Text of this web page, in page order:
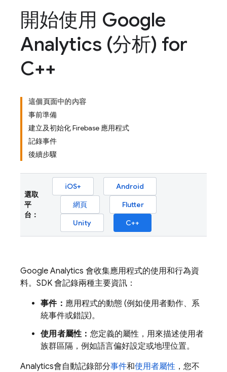
開始使用 Google
Analytics (分析) for
C++
這個頁面中的內容
事前準備
建立及初始化 Firebase 應用程式
記錄事件
後續步驟
選取
平
台：
iOS+
Android
網頁
Flutter
Unity
C++
Google Analytics 會收集應用程式的使用和行為資
料。SDK 會記錄兩種主要資訊：
事件： 應用程式的動態 (例如使用者動作、系
統事件或錯誤)。
使用者屬性： 您定義的屬性，用來描述使用者
族群區隔，例如語言偏好設定或地理位置。
Analytics會自動記錄部分事件和使用者屬性 ，您不